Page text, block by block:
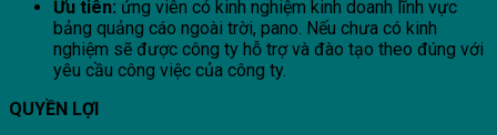
Ưu tiên: ứng viên có kinh nghiệm kinh doanh lĩnh vực
bảng quảng cáo ngoài trời, pano. Nếu chưa có kinh
nghiệm sẽ được công ty hỗ trợ và đào tạo theo đúng với
yêu cầu công việc của công ty.
QUYỀN LỢI